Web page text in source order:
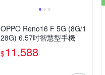
OPPO Reno16 F 5G (8G/1
28G) 6.57吋智慧型手機
$11,588